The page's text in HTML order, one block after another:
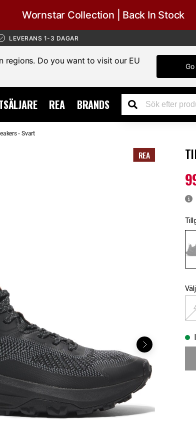
Wornstar Collection | Back In Stock
LEVERANS 1-3 DAGAR
regions. Do you want to visit our EU
REA BRANDS
- Svart
REA